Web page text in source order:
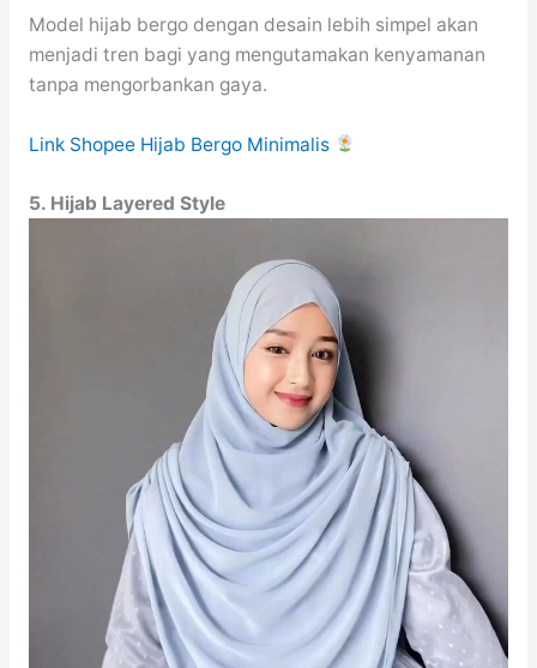
Model hijab bergo dengan desain lebih simpel akan
menjadi tren bagi yang mengutamakan kenyamanan
tanpa mengorbankan gaya.
Link Shopee Hijab Bergo Minimalis
5. Hijab Layered Style